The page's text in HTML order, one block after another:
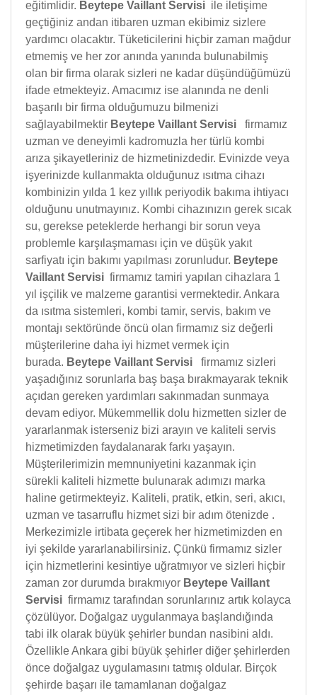
eğitimlidir. Beytepe Vaillant Servisi ile iletişime
geçtiğiniz andan itibaren uzman ekibimiz sizlere
yardımcı olacaktır. Tüketicilerini hiçbir zaman mağdur
etmemiş ve her zor anında yanında bulunabilmiş
olan bir firma olarak sizleri ne kadar düşündüğümüzü
ifade etmekteyiz. Amacımız ise alanında ne denli
başarılı bir firma olduğumuzu bilmenizi
sağlayabilmektir Beytepe Vaillant Servisi
firmamız
uzman ve deneyimli kadromuzla her türlü kombi
arıza şikayetleriniz de hizmetinizdedir. Evinizde veya
işyerinizde kullanmakta olduğunuz ısıtma cihazı
kombinizin yılda 1 kez yıllık periyodik bakıma ihtiyacı
olduğunu unutmayınız. Kombi cihazınızın gerek sıcak
su, gerekse peteklerde herhangi bir sorun veya
problemle karşılaşmaması için ve düşük yakıt
sarfiyatı için bakımı yapılması zorunludur. Beytepe
Vaillant Servisi firmamız tamiri yapılan cihazlara 1
yıl işçilik ve malzeme garantisi vermektedir. Ankara
da ısıtma sistemleri, kombi tamir, servis, bakım ve
montajı sektöründe öncü olan firmamız siz değerli
müşterilerine daha iyi hizmet vermek için
burada. Beytepe Vaillant Servisi firmamız sizleri
yaşadığınız sorunlarla baş başa bırakmayarak teknik
açıdan gereken yardımları sakınmadan sunmaya
devam ediyor. Mükemmellik dolu hizmetten sizler de
yararlanmak isterseniz bizi arayın ve kaliteli servis
hizmetimizden faydalanarak farkı yaşayın.
Müşterilerimizin memnuniyetini kazanmak için
sürekli kaliteli hizmette bulunarak adımızı marka
haline getirmekteyiz. Kaliteli, pratik, etkin, seri, akıcı,
uzman ve tasarruflu hizmet sizi bir adım ötenizde .
Merkezimizle irtibata geçerek her hizmetimizden en
iyi şekilde yararlanabilirsiniz. Çünkü firmamız sizler
için hizmetlerini kesintiye uğratmıyor ve sizleri hiçbir
zaman zor durumda bırakmıyor Beytepe Vaillant
Servisi firmamız tarafından sorunlarınız artık kolayca
çözülüyor. Doğalgaz uygulanmaya başlandığında
tabi ilk olarak büyük şehirler bundan nasibini aldı.
Özellikle Ankara gibi büyük şehirler diğer şehirlerden
önce doğalgaz uygulamasını tatmış oldular. Birçok
şehirde başarı ile tamamlanan doğalgaz